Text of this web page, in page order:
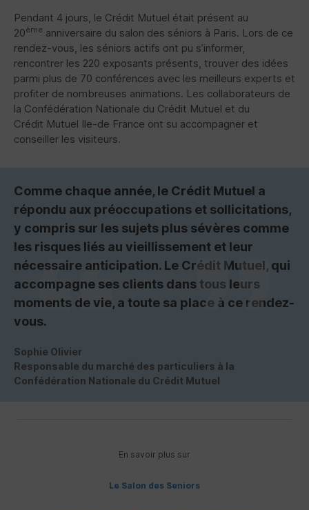
Pendant 4 jours, le Crédit Mutuel était présent au
20ème anniversaire du salon des séniors à Paris. Lors de ce
rendez-vous, les séniors actifs ont pu s’informer,
rencontrer les 220 exposants présents, trouver des idées
parmi plus de 70 conférences avec les meilleurs experts et
profiter de nombreuses animations. Les collaborateurs de
la Confédération Nationale du Crédit Mutuel et du
Crédit Mutuel Ile-de France ont su accompagner et
conseiller les visiteurs.
Comme chaque année, le Crédit Mutuel a
répondu aux préoccupations et sollicitations,
y compris sur les sujets plus sévères comme
les risques liés au vieillissement et leur
nécessaire anticipation. Le Crédit Mutuel, qui
accompagne ses clients dans tous leurs
moments de vie, a toute sa place à ce rendez-
vous.
Sophie Olivier
Responsable du marché des particuliers à la
Confédération Nationale du Crédit Mutuel
En savoir plus sur
Le Salon des Seniors